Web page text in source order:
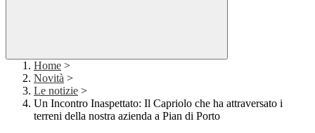
Home >
Novità >
Le notizie >
Un Incontro Inaspettato: Il Capriolo che ha attraversato i
terreni della nostra azienda a Pian di Porto